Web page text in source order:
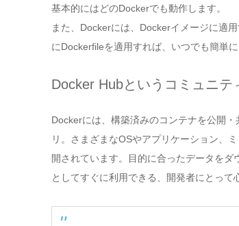
基本的にはどのDockerでも動作します。
また、Dockerには、Dockerイメージに適
にDockerfileを適用すれば、いつでも簡単
Docker Hubというコミュニテ
Dockerには、構築済みのコンテナを公開
リ。さまざまなOSやアプリケーション、
開されています。目的に合ったデータを
としてすぐに利用できる、開発者にとって